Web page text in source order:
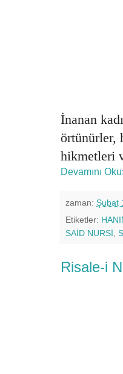
İnanan
örtünürler,
hikmetleri
Devamını
zaman: Şubat
Etiketler:
SAİD NURSİ
Risale-i